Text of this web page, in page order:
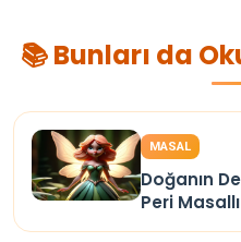
📚 Bunları da
MASAL
Doğanın
Peri